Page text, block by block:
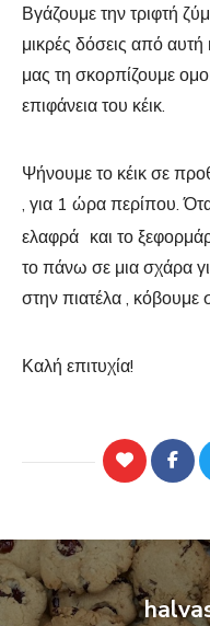
Βγάζουμε την τριφτή
μικρές δόσεις από αυτή
μας τη σκορπίζουμε
επιφάνεια του κέικ.
Ψήνουμε το κέικ σε
, για 1 ώρα περίπου.
ελαφρά και το
το πάνω σε μια σχάρα
στην πιατέλα , κόβουμε
Καλή επιτυχία!